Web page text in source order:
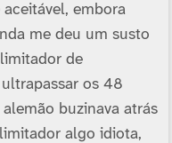
embora
me deu um susto
de
os 48
buzinava atrás
algo idiota,